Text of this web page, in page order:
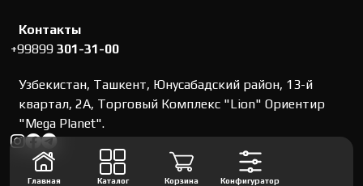
Контакты
+99899301-31-00
Узбекистан, Ташкент, Юнусабадский район, 13-й
квартал, 2А, Торговый Комплекс "Lion" Ориентир
"Mega Planet".
Главная Каталог Корзина Конфигуратор